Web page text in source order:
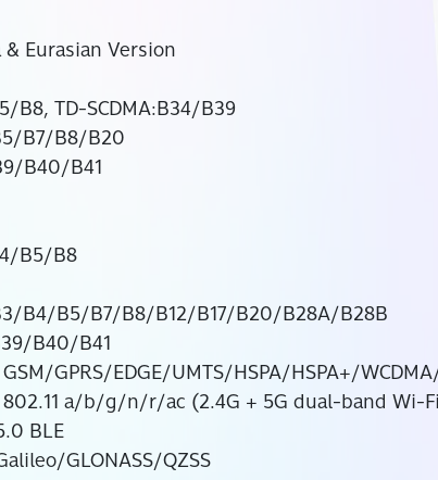
Eurasian Version
B8, TD-SCDMA:B34/B39
B7/B8/B20
B40/B41
B5/B8
B4/B5/B7/B8/B12/B17/B20/B28A/B28B
B40/B41
GPRS/EDGE/UMTS/HSPA/HSPA+/
a/b/g/n/r/ac (2.4G + 5G dual-band Wi-
BLE
GLONASS/QZSS